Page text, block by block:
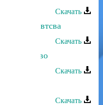
Скачать
чувтсва
Скачать
Скачать
Скачать